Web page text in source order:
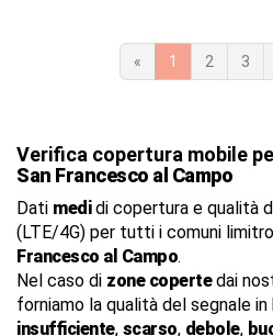
« 1 2 3
Verifica copertura mobile
San Francesco al Campo
Dati medidi copertura e qualità
(LTE/4G) per tutti i comuni
Francesco al Campo.
Nel caso di zone copertedai
forniamo la qualità del segnale
insufficiente, scarso, debole,